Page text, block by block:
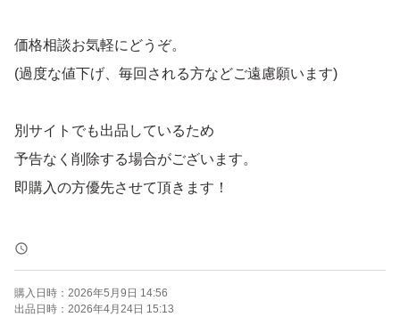
価格相談お気軽にどうぞ。
(過度な値下げ、毎回される方などご遠慮願います)
別サイトでも出品しているため
予告なく削除する場合がございます。
即購入の方優先させて頂きます！
トラブル防止の為、返品、返金はお断りします。
よろしくお願いします！！
購入日時： 2026年5月9日 14:56
出品日時： 2026年4月24日 15:13